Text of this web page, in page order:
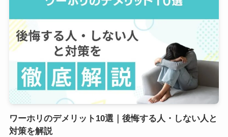
ワーホリのデメリット10選｜後悔する人・しない人と
対策を解説